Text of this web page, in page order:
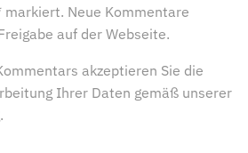
Neue Kommentare
auf der Webseite.
akzeptieren Sie die
Ihrer Daten gemäß unserer
.